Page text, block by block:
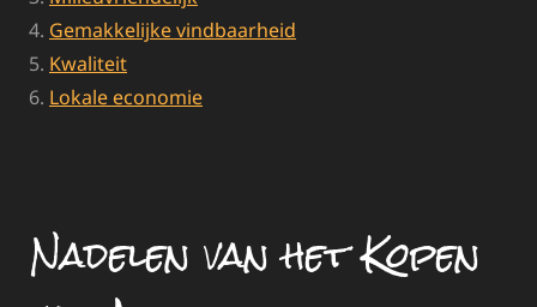
Gemakkelijke vindbaarheid
Kwaliteit
Lokale economie
Nadelen van het Kopen